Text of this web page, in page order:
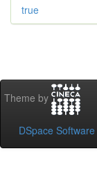
true
Theme by
DSpace Software